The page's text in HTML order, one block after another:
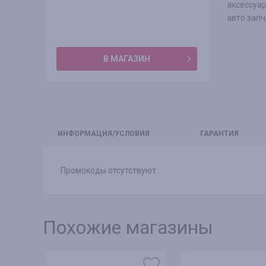
В МАГАЗИН
авто
ИНФО РМАЦИЯ/УСЛОВИЯ ГАРАНТИЯ
Промокоды отсутствуют
Похожие магазины